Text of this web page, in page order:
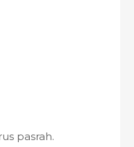
pasrah.